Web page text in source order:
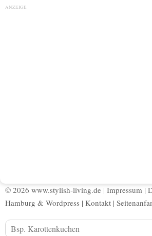
ANZEIGE
© 2026 www.stylish-living.de | Impressum |
Hamburg & Wordpress | Kontakt |